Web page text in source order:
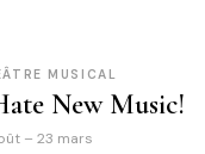
MUSICAL
New Music!
– 23 mars